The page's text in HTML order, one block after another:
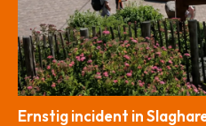
Ernstig incident in